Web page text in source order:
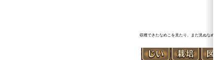
収穫できたなめこを見たり、まだ見ぬなめこ